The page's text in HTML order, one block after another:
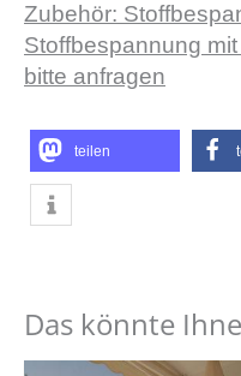
Zubehör:
Stoffbespannung
bitte anfragen
teilen
Das könnte